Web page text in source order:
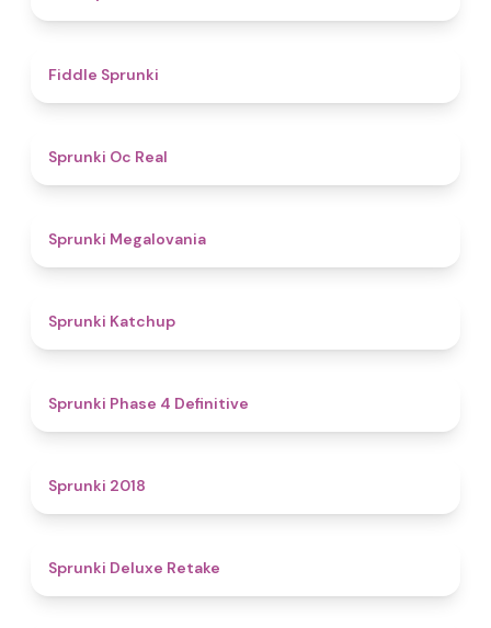
Fiddle Sprunki
Sprunki Oc Real
Sprunki Megalovania
Sprunki Katchup
Sprunki Phase 4 Definitive
Sprunki 2018
Sprunki Deluxe Retake